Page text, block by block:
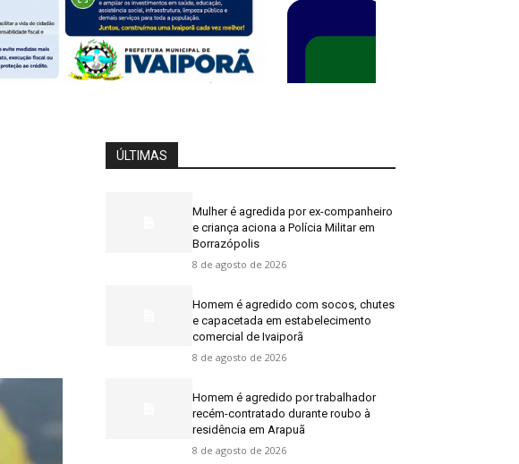
ÚLTIMAS
Mulher é agredida por ex-companheiro
e criança aciona a Polícia Militar em
Borrazópolis
8 de agosto de 2026
Homem é agredido com socos, chutes
e capacetada em estabelecimento
comercial de Ivaiporã
8 de agosto de 2026
Homem é agredido por trabalhador
recém-contratado durante roubo à
residência em Arapuã
8 de agosto de 2026